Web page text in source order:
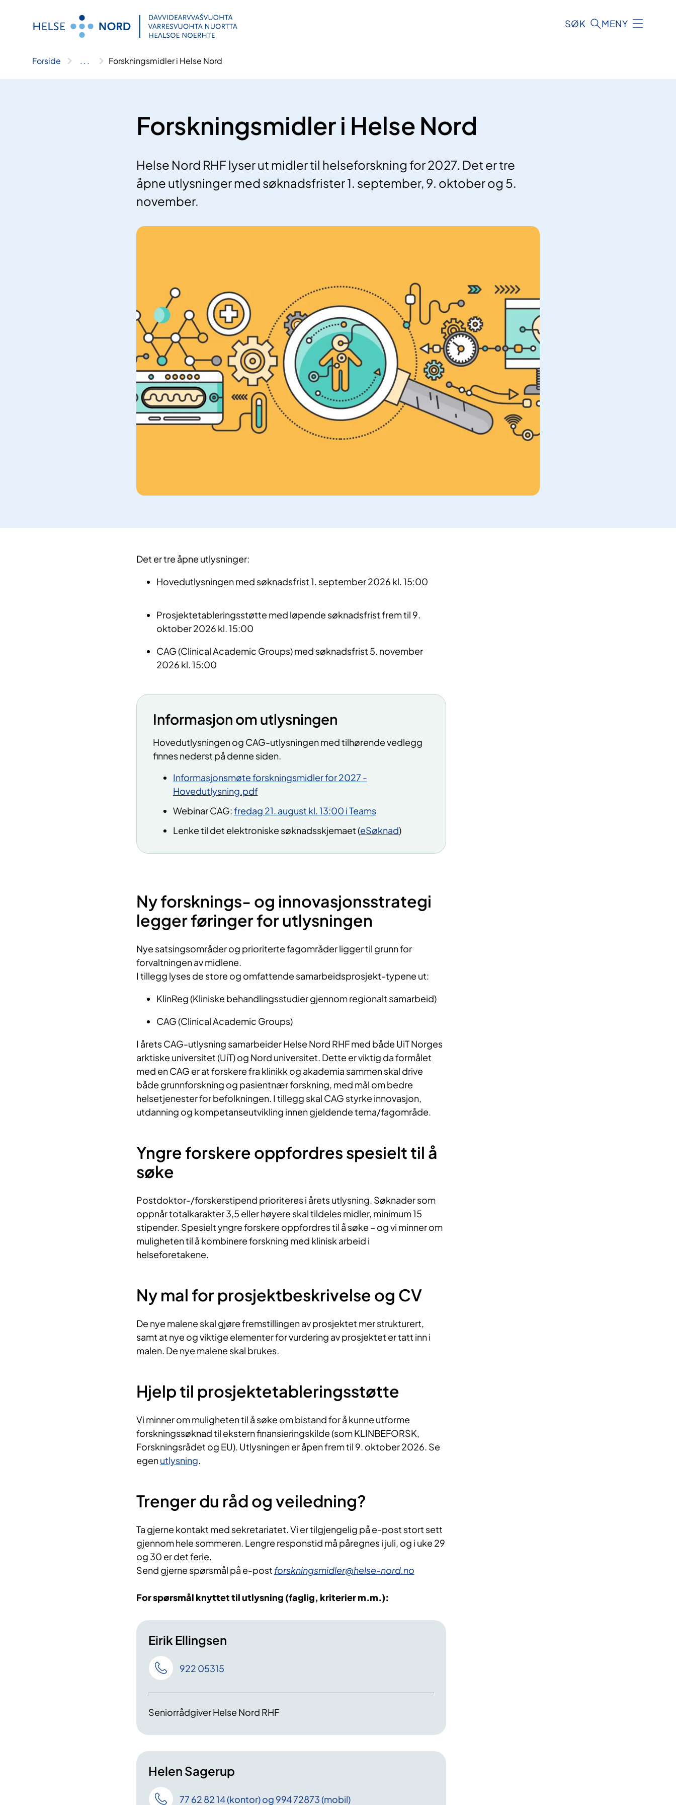
SØK MENY
Forside .. . Forskningsmidler i Helse Nord
Forskningsmidler i Helse Nord
Helse Nord RHF lyser ut midler til helseforskning for 2027. Det er tre
åpne utlysninger med søknadsfrister 1. september, 9. oktober og 5.
november.
Det er tre åpne utlysninger:
Hovedutlysningen med søknadsfrist 1. september 2026 kl. 15:00
Prosjektetableringsstøtte med løpende søknadsfrist frem til 9.
oktober 2026 kl. 15:00
CAG (Clinical Academic Groups) med søknadsfrist 5. november
2026 kl. 15:00
Informasjon om utlysningen
Hovedutlysningen og CAG-utlysningen med tilhørende vedlegg
finnes nederst på denne siden.
Informasjonsmøte forskningsmidler for 2027 -
Hovedutlysning.pdf
Webinar CAG:fredag 21. august kl. 13:00 i Teams
Lenke til det elektroniske søknadsskjemaet (eSøknad)
Nyforsknings- og innovasjonsstrategi
legger føringer for utlysningen
Nye satsingsområder og prioriterte fagområder ligger til grunn for
forvaltningen av midlene.
I tillegg lyses de store og omfattende samarbeidsprosjekt-typene ut:
KlinReg (Kliniske behandlingsstudier gjennom regionalt samarbeid)
CAG (Clinical Academic Groups)
I årets CAG-utlysning samarbeider Helse Nord RHF med både UiT Norges
arktiske universitet (UiT) og Nord universitet. Dette er viktig da formålet
med en CAG er at forskere fra klinikk og akademia sammen skal drive
både grunnforskning og pasientnær forskning, med mål om bedre
helsetjenester for befolkningen. I tillegg skal CAG styrke innovasjon,
utdanning og kompetanseutvikling innen gjeldende tema/fagområde.
Yngre forskere oppfordres spesielt til å
søke
Postdoktor-/forskerstipend prioriteresi årets utlysning. Søknader som
oppnår totalkarakter 3,5 eller høyere skal tildeles midler, minimum 15
stipender. Spesieltyngre forskere oppfordres til å søke – ogvi minner om
mulighetentil å kombinere forskning med klinisk arbeid i
helseforetakene.
Ny mal for prosjektbeskrivelse og CV
De nye malene skal gjøre fremstillingen av prosjektet mer strukturert,
samt at nye ogviktige elementerfor vurdering av prosjektet er tatt inn i
malen. De nye malene skal brukes.
Hjelp til prosjektetableringsstøtte
Vi minner om muligheten til å søke om bistand for å kunne utforme
forskningssøknad til ekstern finansieringskilde (som KLINBEFORSK,
Forskningsrådet og EU). Utlysningen er åpen frem til 9. oktober 2026. Se
egenutlysning.
Trenger du råd og veiledning?
Ta gjerne kontakt med sekretariatet. Vi er tilgjengelig på e-post stort sett
gjennom hele sommeren. Lengre responstid må påregnes i juli, og i uke 29
og 30 er det ferie.
Send gjerne spørsmål på e-post forskningsmidler@helse-nord.no
For spørsmål knyttet til utlysning (faglig, kriterier m.m.):
Eirik Ellingsen
922 05315
Seniorrådgiver Helse Nord RHF
Helen Sagerup
77 62 82 14 (kontor) og 994 72873 (mobil)